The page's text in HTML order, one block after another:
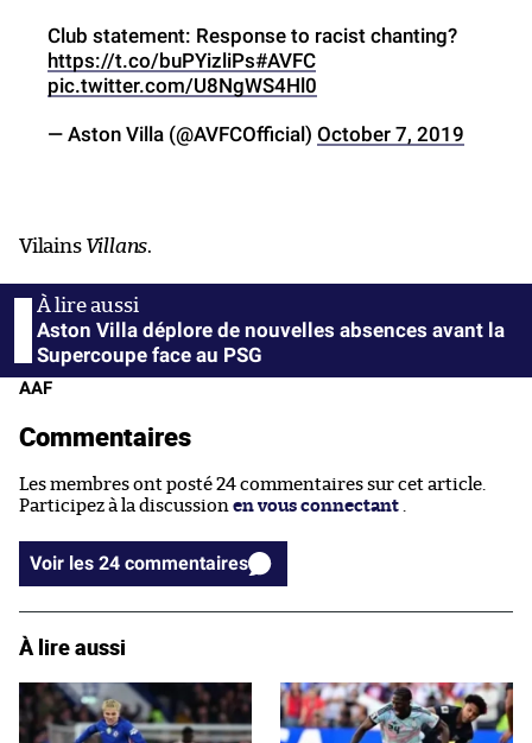
Club statement: Response to racist chanting?
https://t.co/buPYizliPs#AVFC
pic.twitter.com/U8NgWS4Hl0
— Aston Villa (@AVFCOfficial) October 7, 2019
Vilains Villans.
Aston Villa déplore de nouvelles absences avant la
Supercoupe face au PSG
AAF
Commentaires
Les membres ont posté 24 commentaires sur cet article.
Participez à la discussion en vous connectant
Voir les 24 commentaires
À lire aussi